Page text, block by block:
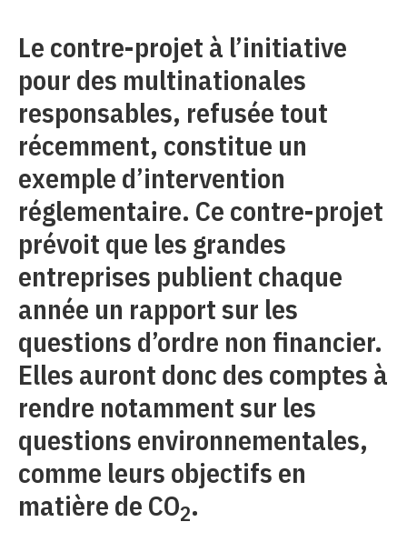
Le contre-projet à l’initiative
pour des multinationales
responsables, refusée tout
récemment, constitue un
exemple d’intervention
réglementaire. Ce contre-projet
prévoit que les grandes
entreprises publient chaque
année un rapport sur les
questions d’ordre non financier.
Elles auront donc des comptes à
rendre notamment sur les
questions environnementales,
comme leurs objectifs en
matière de CO2.